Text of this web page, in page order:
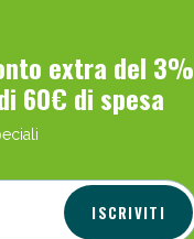
extra del 3%
60€ di spesa
ISCRIVITI